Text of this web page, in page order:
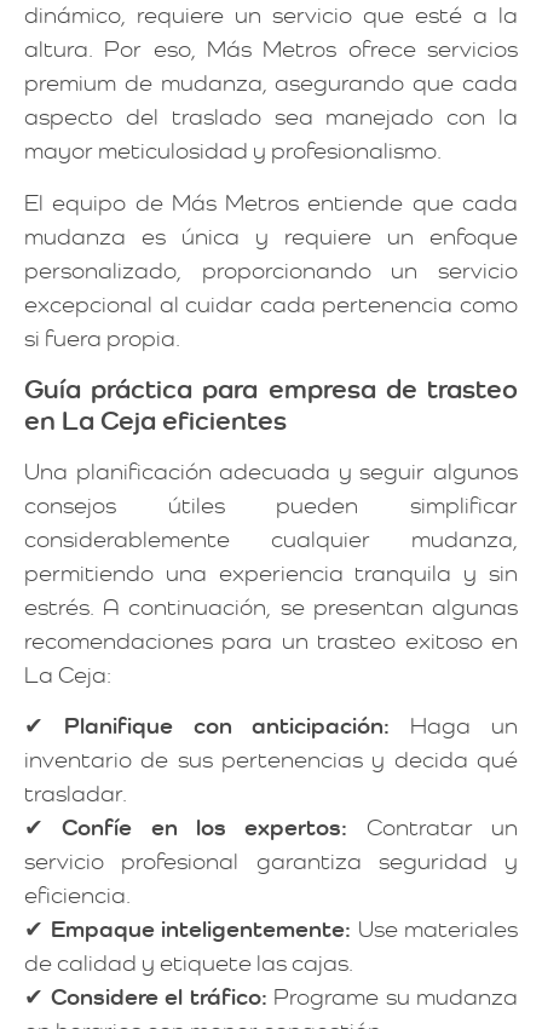
dinámico, requiere un servicio que esté a la
altura. Por eso, Más Metros ofrece servicios
premium de mudanza, asegurando que cada
aspecto del traslado sea manejado con la
mayor meticulosidad y profesionalismo.
El equipo de Más Metros entiende que cada
mudanza es única y requiere un enfoque
personalizado, proporcionando un servicio
excepcional al cuidar cada pertenencia como
si fuera propia.
Guía práctica para empresa de trasteo
en La Ceja eficientes
Una planificación adecuada y seguir algunos
consejos útiles pueden simplificar
considerablemente cualquier mudanza,
permitiendo una experiencia tranquila y sin
estrés. A continuación, se presentan algunas
recomendaciones para un trasteo exitoso en
La Ceja:
✔ Planifique con anticipación: Haga un
inventario de sus pertenencias y decida qué
trasladar.
✔Confíe en los expertos: Contratar un
servicio profesional garantiza seguridad y
eficiencia.
✔ Empaque inteligentemente: Use materiales
de calidad y etiquete las cajas.
✔ Considere el tráfico: Programe su mudanza